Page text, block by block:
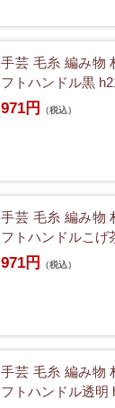
手芸 毛糸 編み物
フトハンドル黒
971円 （税込）
手芸 毛糸 編み物
フトハンドルこげ
971円 （税込）
手芸 毛糸 編み物
フトハンドル透明